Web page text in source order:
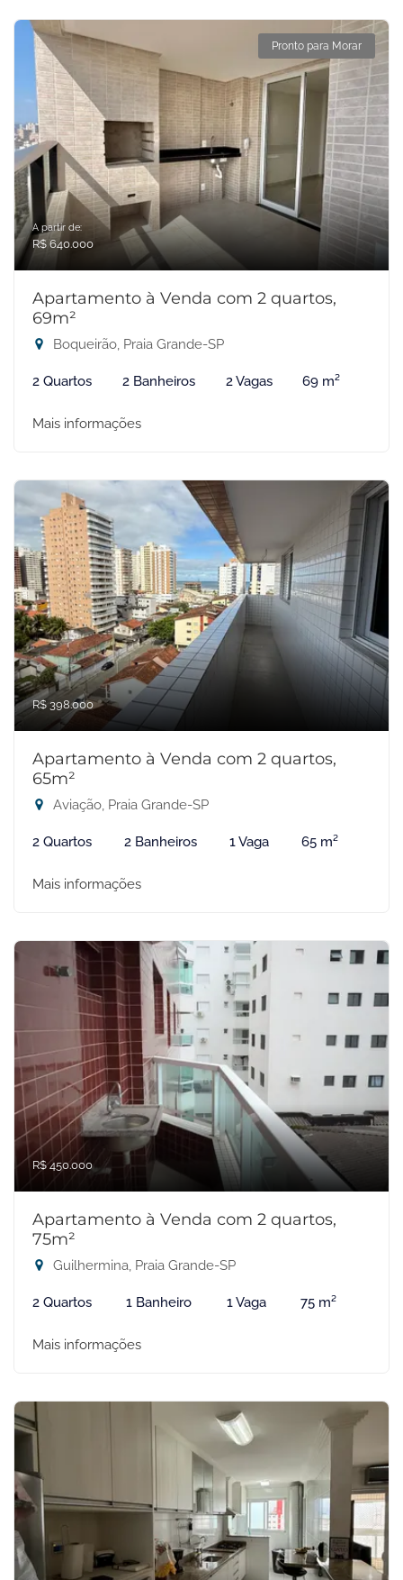
Pronto para Morar
A partir de:
R$ 640.000
Apartamento à Venda com 2 quartos,
69m²
Boqueirão, Praia Grande-SP
2 Quartos 2 Banheiros 2 Vagas 69 m²
Mais informações
R$ 398.000
Apartamento à Venda com 2 quartos,
65m²
Aviação, Praia Grande-SP
2 Quartos 2 Banheiros 1 Vaga 65 m²
Mais informações
R$ 450.000
Apartamento à Venda com 2 quartos,
75m²
Guilhermina, Praia Grande-SP
2 Quartos 1 Banheiro 1 Vaga 75 m²
Mais informações